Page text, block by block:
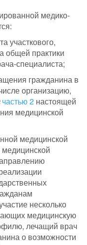
медико-
участкового,
общей практики
специалиста;
гражданина в
организацию,
частью 2 настоящей
медицинской
медицинской
несколько
медицинскую
лечащий врач
о возможности